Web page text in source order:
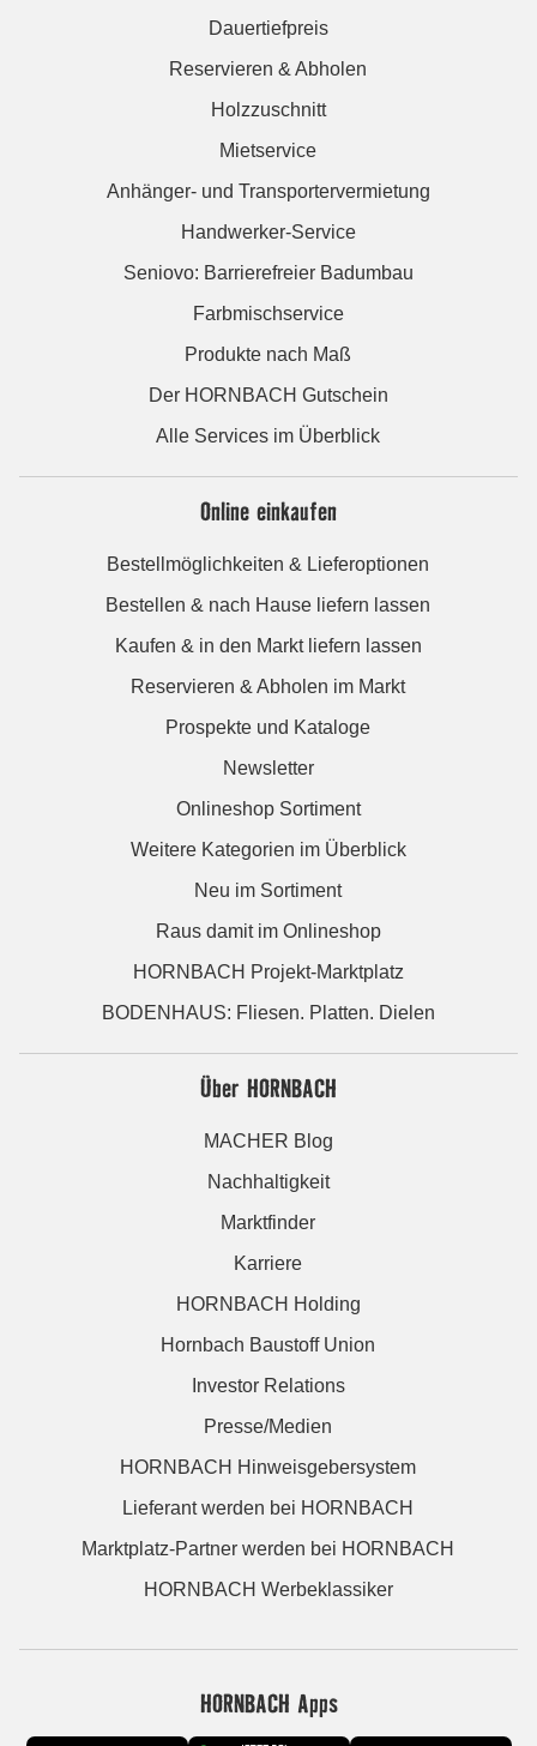
Dauertiefpreis
Reservieren & Abholen
Holzzuschnitt
Mietservice
Anhänger- und Transportervermietung
Handwerker-Service
Seniovo: Barrierefreier Badumbau
Farbmischservice
Produkte nach Maß
Der HORNBACH Gutschein
Alle Services im Überblick
Online einkaufen
Bestellmöglichkeiten & Lieferoptionen
Bestellen & nach Hause liefern lassen
Kaufen & in den Markt liefern lassen
Reservieren & Abholen im Markt
Prospekte und Kataloge
Newsletter
Onlineshop Sortiment
Weitere Kategorien im Überblick
Neu im Sortiment
Raus damit im Onlineshop
HORNBACH Projekt-Marktplatz
BODENHAUS: Fliesen. Platten. Dielen
Über HORNBACH
MACHER Blog
Nachhaltigkeit
Marktfinder
Karriere
HORNBACH Holding
Hornbach Baustoff Union
Investor Relations
Presse/Medien
HORNBACH Hinweisgebersystem
Lieferant werden bei HORNBACH
Marktplatz-Partner werden bei HORNBACH
HORNBACH Werbeklassiker
HORNBACH Apps